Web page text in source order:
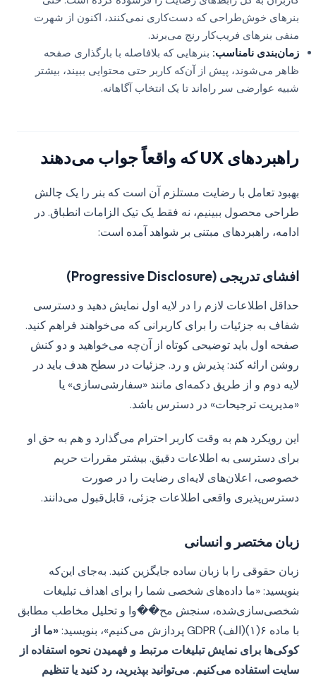
بنرهای خوش‌طراحی که دست‌کاری نمی‌کنند، اکنون از شهرت
منفی بنرهای فریب‌کار رنج می‌برند.
زمان‌بندی نامناسب: بنرهایی که بلافاصله با بارگذاری صفحه
ظاهر می‌شوند، پیش از آن‌که کاربر حتی محتوایی ببیند، بیشتر
شبیه عوارضی سر راه‌اند تا یک انتخاب آگاهانه.
راهبردهای UX که واقعاً جواب می‌دهند
بهبود تعامل با رضایت مستلزم آن است که بنر را یک چالش
طراحی محصول ببینیم، نه فقط یک تیک الزامات انطباق. در
ادامه، راهبردهای مبتنی بر شواهد آمده است:
افشای تدریجی (Progressive Disclosure)
حداقل اطلاعات لازم را در لایه اول نمایش دهید و دسترسی
شفاف به جزئیات را برای کاربرانی که می‌خواهند فراهم کنید.
صفحه اول باید توضیحی کوتاه از آن‌چه می‌خواهید و دو کنش
روشن ارائه کند: پذیرش و رد. جزئیات در سطح هدف باید در
لایه دوم و از طریق دکمه‌ای مانند «سفارشی‌سازی» یا
«مدیریت ترجیحات» در دسترس باشد.
این رویکرد هم به وقت کاربر احترام می‌گذارد و هم به حق او
برای دسترسی به اطلاعات دقیق. بیشتر مقررات حریم
خصوصی، اعلان‌های لایه‌ای رضایت را در صورت
دسترس‌پذیری واقعی اطلاعات جزئی، قابل‌قبول می‌دانند.
زبان مختصر و انسانی
زبان حقوقی را با زبان ساده جایگزین کنید. به‌جای این‌که
بنویسید: «ما داده‌های شخصی شما را برای اهداف تبلیغات
شخصی‌سازی‌شده، سنجش مح��وا و تحلیل مخاطب مطابق
با ماده ۶(۱)(الف) GDPR پردازش می‌کنیم»، بنویسید:
«ما از
کوکی‌ها برای نمایش تبلیغات مرتبط و فهمیدن نحوه استفاده از
سایت استفاده می‌کنیم. می‌توانید بپذیرید، رد کنید یا تنظیم